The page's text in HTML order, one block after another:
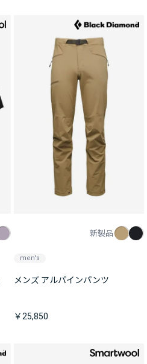
新製品
men's
メンズ アルパインパンツ
￥25,850